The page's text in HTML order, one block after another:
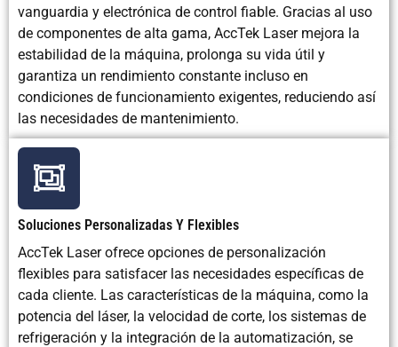
vanguardia y electrónica de control fiable. Gracias al uso
de componentes de alta gama, AccTek Laser mejora la
estabilidad de la máquina, prolonga su vida útil y
garantiza un rendimiento constante incluso en
condiciones de funcionamiento exigentes, reduciendo así
las necesidades de mantenimiento.
Soluciones Personalizadas Y Flexibles
AccTek Laser ofrece opciones de personalización
flexibles para satisfacer las necesidades específicas de
cada cliente. Las características de la máquina, como la
potencia del láser, la velocidad de corte, los sistemas de
refrigeración y la integración de la automatización, se